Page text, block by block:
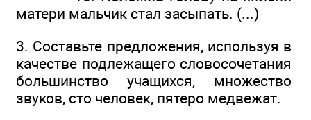
матери мальчик стал засыпать. (...)
3. Составьте предложения, используя в
качестве подлежащего словосочетания
большинство учащихся, множество
звуков, сто человек, пятеро медвежат.